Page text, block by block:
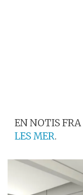
EN NOTIS FRA
LES MER.